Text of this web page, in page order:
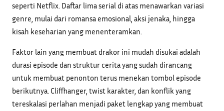
seperti Netflix. Daftar lima serial di atas menawarkan variasi
genre, mulai dari romansa emosional, aksi jenaka, hingga
kisah keseharian yang menenteramkan.
Faktor lain yang membuat drakor ini mudah disukai adalah
durasi episode dan struktur cerita yang sudah dirancang
untuk membuat penonton terus menekan tombol episode
berikutnya. Cliffhanger, twist karakter, dan konflik yang
tereskalasi perlahan menjadi paket lengkap yang membuat